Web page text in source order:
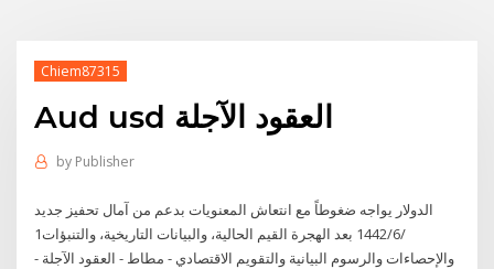
Chiem87315
Aud usd العقود الآجلة
by Publisher
الدولار يواجه ضغوطاً مع انتعاش المعنويات بدعم من آمال تحفيز جديد
1‏‏/6‏‏/1442 بعد الهجرة القيم الحالية، والبيانات التاريخية، والتنبؤات
والإحصاءات والرسوم البيانية والتقويم الاقتصادي - مطاط - العقود الآجلة -